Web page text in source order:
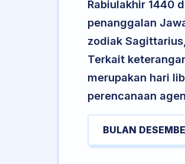
Rabiulakhir 1440
penanggalan
zodiak
Terkait
merupakan hari
perencanaan
BULAN